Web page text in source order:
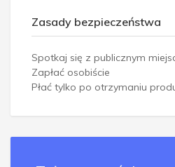
Zasady bezpieczeństwa
Spotkaj się z publicznym
Zapłać osobiście
Płać tylko po otrzymaniu